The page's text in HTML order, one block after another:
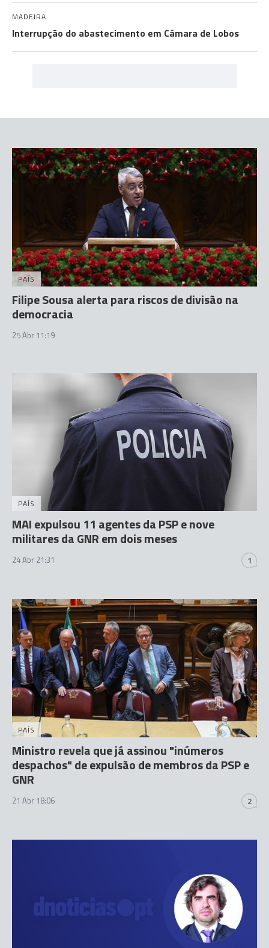
MADEIRA
Interrupção do abastecimento em Câmara de Lobos
PAÍS
Filipe Sousa alerta para riscos de divisão na
democracia
25 Abr 11:19
PAÍS
MAI expulsou 11 agentes da PSP e nove
militares da GNR em dois meses
24 Abr 21:31 1
PAÍS
Ministro revela que já assinou "inúmeros
despachos" de expulsão de membros da PSP e
GNR
21 Abr 18:06 2